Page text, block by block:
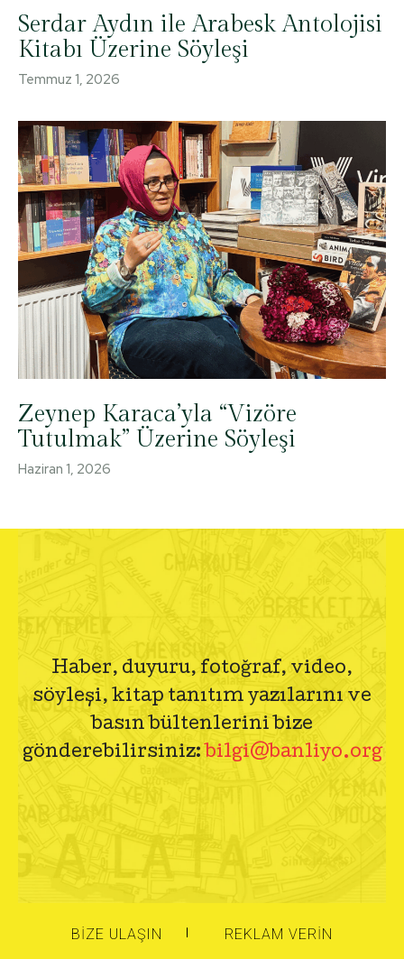
Serdar Aydın ile Arabesk Antolojisi
Kitabı Üzerine Söyleşi
Temmuz 1, 2026
Zeynep Karaca’yla “Vizöre
Tutulmak” Üzerine Söyleşi
Haziran 1, 2026
Haber, duyuru, fotoğraf, video,
söyleşi, kitap tanıtım yazılarını ve
basın bültenlerini bize
gönderebilirsiniz: bilgi@banliyo.org
BIZE ULAŞIN REKLAM VERIN